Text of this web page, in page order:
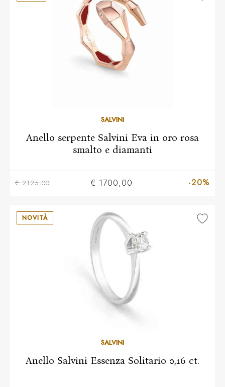
15 16
SALVINI
Anello serpente Salvini Eva in oro rosa
smalto e diamanti
€ 2125,00 € 1700,00 -20%
NOVITÀ
15 16
SALVINI
Anello Salvini Essenza Solitario 0,16 ct.